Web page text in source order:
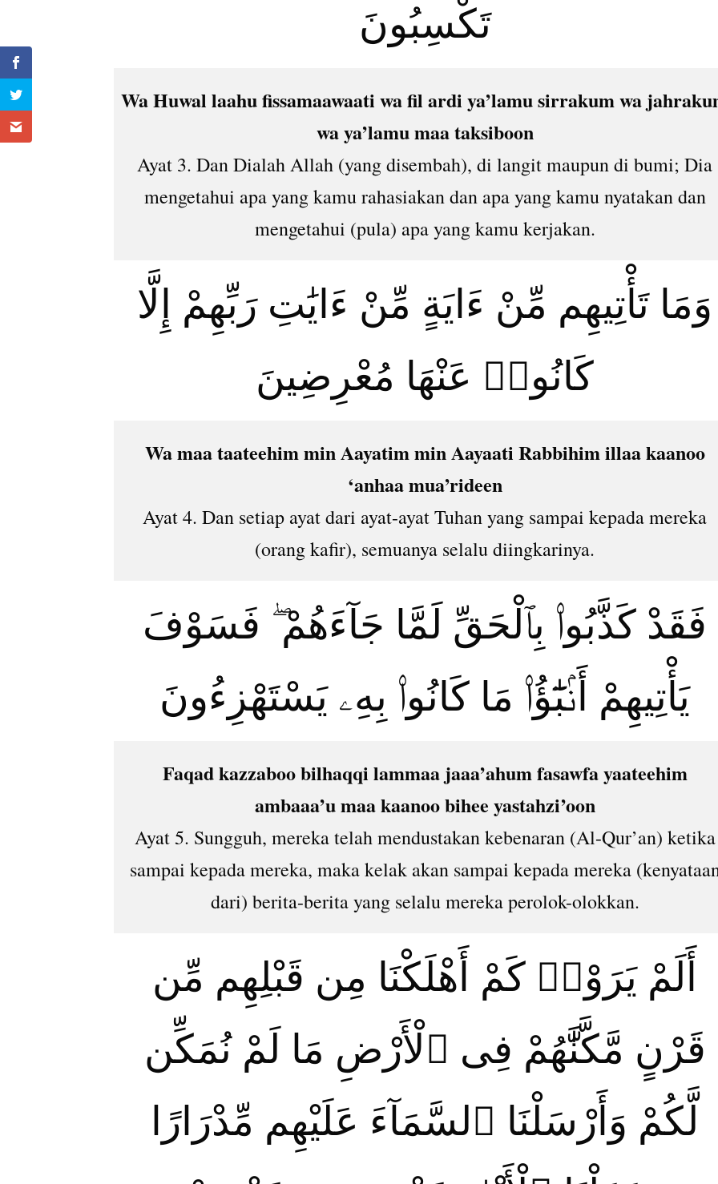
تَكْسِبُونَ
Wa Huwal laahu fissamaawaati wa fil ardi ya’lamu sirrakum wa
wa ya’lamu maa taksiboon
Ayat 3. Dan Dialah Allah (yang disembah), di langit maupun di bumi; Dia
mengetahui apa yang kamu rahasiakan dan apa yang kamu nyatakan dan
mengetahui (pula) apa yang kamu kerjakan.
وَمَا تَأْتِيهِم مِّنْ ءَايَةٍ مِّنْ ءَايَٰتِ رَبِّهِمْ إِلَّا
كَانُوا۟ عَنْهَا مُعْرِضِينَ
Wa maa taateehim min Aayatim min Aayaati Rabbihim illaa kaanoo
‘anhaa mua’rideen
Ayat 4. Dan setiap ayat dari ayat-ayat Tuhan yang sampai kepada mereka
(orang kafir), semuanya selalu diingkarinya.
فَقَدْ كَذَّبُوا۟ بِٱلْحَقِّ لَمَّا جَآءَهُمْ ۖ فَسَوْفَ
يَأْتِيهِمْ أَنۢبَٰٓؤُا۟ مَا كَانُوا۟ بِهِۦ يَسْتَهْزِءُونَ
Faqad kazzaboo bilhaqqi lammaa jaaa’ahum fasawfa yaateehim
ambaaa’u maa kaanoo bihee yastahzi’oon
Ayat 5. Sungguh, mereka telah mendustakan kebenaran (Al-Qur’an) ketika
sampai kepada mereka, maka kelak akan sampai kepada mereka
dari) berita-berita yang selalu mereka perolok-olokkan.
أَلَمْ يَرَوْا۟ كَمْ أَهْلَكْنَا مِن قَبْلِهِم مِّن
قَرْنٍ مَّكَّنَّٰهُمْ فِى ٱلْأَرْضِ مَا لَمْ نُمَكِّن
لَّكُمْ وَأَرْسَلْنَا ٱلسَّمَآءَ عَلَيْهِم مِّدْرَارًا